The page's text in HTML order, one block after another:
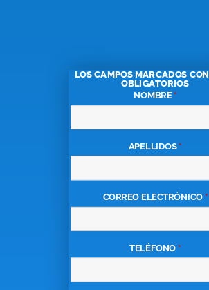
LOS CAMPOS MARCADOS CON
OBLIGATORIOS
NOMBRE*
APELLIDOS*
CORREO ELECTRÓNICO *
TELÉFONO *